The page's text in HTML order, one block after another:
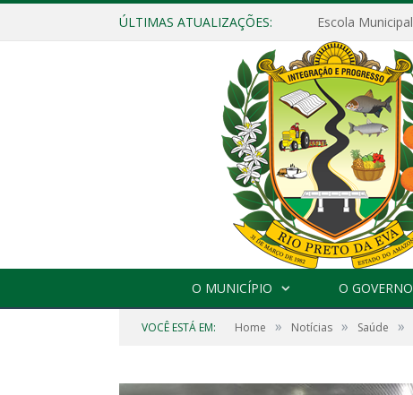
ÚLTIMAS ATUALIZAÇÕES:
O MUNICÍPIO O GOVERNO
VOCÊ ESTÁ EM: Home » Notícias » Saúde »